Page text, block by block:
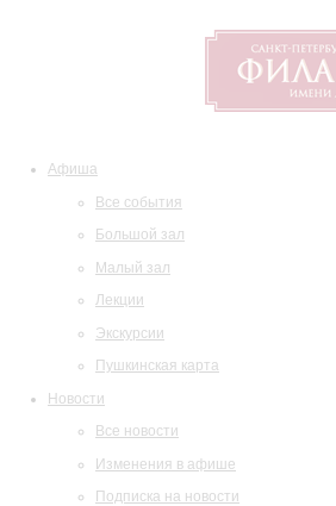
Афиша
Все события
Большой зал
Малый зал
Лекции
Экскурсии
Пушкинская карта
Новости
Все новости
Изменения в афише
Подписка на новости